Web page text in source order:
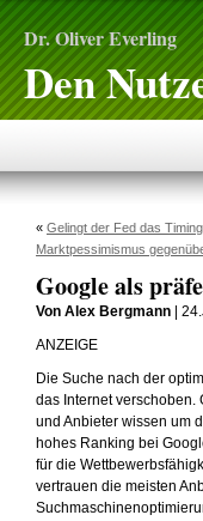
Dr. Oliver Everling
Den
« Gelingt der Fed das
Marktpessimismus
Google als
Von Alex Bergmann |
ANZEIGE
Die Suche nach der
das Internet verschoben.
und Anbieter wissen um
hohes Ranking bei
für die
vertrauen die meisten